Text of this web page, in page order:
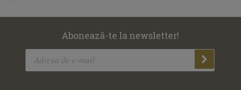
Abonează-te la newsletter!